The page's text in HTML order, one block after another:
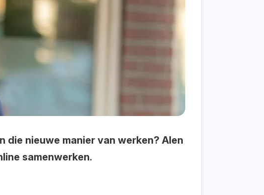
die nieuwe manier van werken? Alen
samenwerken.